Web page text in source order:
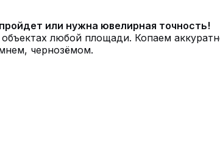
или нужна ювелирная точность!
любой площади. Копаем
чернозёмом.